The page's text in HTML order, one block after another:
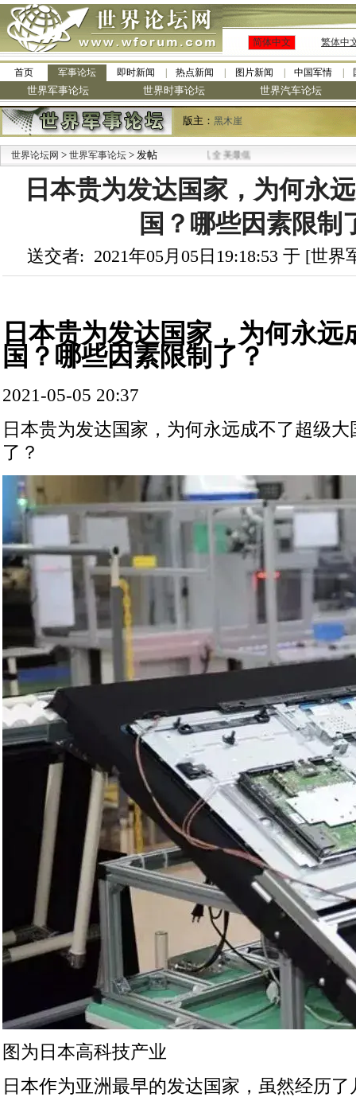
简体中文 繁体中
首页 军事论坛 即时新闻 热点新闻 图片新闻 中国军情
世界军事论坛 世界时事论坛 世界汽车论坛
版主： 黑木崖
世界论坛网 > 世界军事论坛 > 发帖
日本贵为发达国家，为何永
国？哪些因素限制
送交者: 2021年05月05日19:18:53 于 [世
日本贵为发达国家，为何永远
国？哪些因素限制了
2021-05-05 20:37
日本贵为发达国家，为何永远成不了超级
了？
图为日本高科技产业
日本作为亚洲最早的发达国家，虽然经历